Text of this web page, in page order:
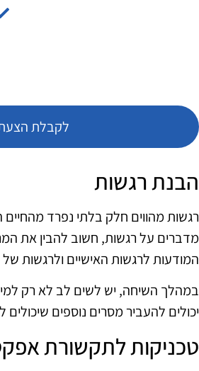
לקבלת הצעת
הבנת רגשות
רגשות מהווים חלק בלתי נפרד מהחיים
מדברים על רגשות, חשוב להבין את
המודעות לרגשות האישיים ולרגשות
במהלך השיחה, יש לשים לב לא רק
יכולים להעביר מסרים נוספים
טכניקות לתקשורת